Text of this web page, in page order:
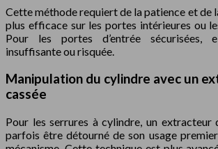
Cette méthode requiert de la patience et de
plus efficace sur les portes intérieures ou
Pour les portes d’entrée sécurisées,
insuffisante ou risquée.
Manipulation du cylindre avec un
cassée
Pour les serrures à cylindre, un extracteur
parfois être détourné de son usage